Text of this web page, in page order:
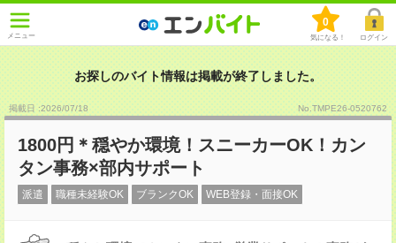
メニュー
0
気になる！ ログイン
お探しのバイト情報は掲載が終了しました。
掲載日 :2026/07/18 No.TMPE26-0520762
1800円＊穏やか環境！スニーカーOK！カン
タン事務×部内サポート
派遣 職種未経験OK ブランクOK WEB登録・面接OK